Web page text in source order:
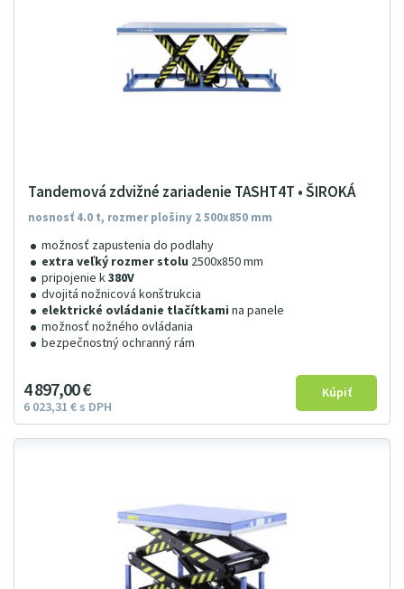
Tandemová zdvižné zariadenie TASHT4T • ŠIROKÁ
nosnosť 4.0 t, rozmer plošiny 2 500x850 mm
možnosť zapustenia do podlahy
extra veľký rozmer stolu 2500x850 mm
pripojenie k380V
dvojitá nožnicová konštrukcia
elektrické ovládanie tlačítkami na panele
možnosť nožného ovládania
bezpečnostný ochranný rám
4897 00€
6 023 31 € s DPH